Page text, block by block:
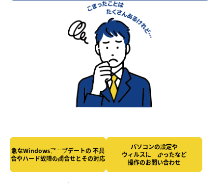
急なWindowsアップデートの 不具
合やハード故障の問合せとその対応
パソコンの設定や
ウィルスにかかったなど
操作のお問い合わせ